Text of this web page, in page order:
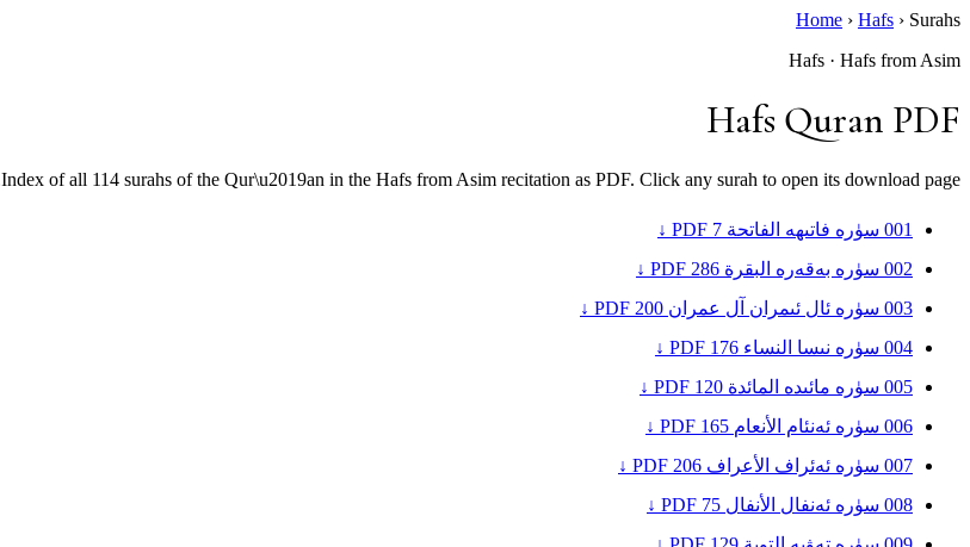
Home › Hafs › Surahs
Hafs · Hafs from Asim
Hafs Quran PDF
Index of all 114 surahs of the Qur\u2019an in the Hafs from Asim recitation as PDF. Click any surah to open its download page.
001 سۈرە فاتىھە الفاتحة 7
PDF ↓
002 سۈرە بەقەرە البقرة 286
PDF ↓
003 سۈرە ئال ئىمران آل عمران 200
PDF ↓
004 سۈرە نىسا النساء 176
PDF ↓
005 سۈرە مائىدە المائدة 120
PDF ↓
006 سۈرە ئەنئام الأنعام 165
PDF ↓
007 سۈرە ئەئراف الأعراف 206
PDF ↓
008 سۈرە ئەنفال الأنفال 75
PDF ↓